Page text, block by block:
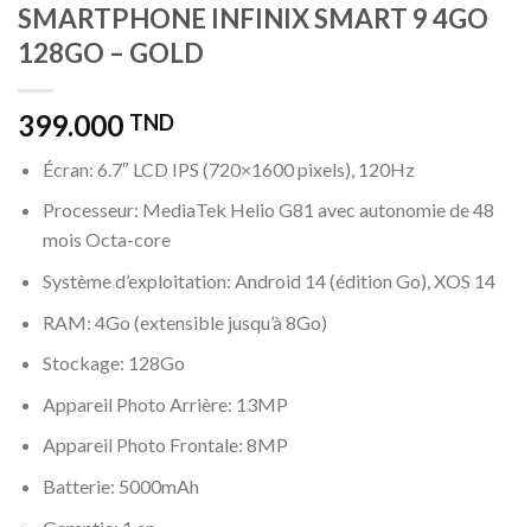
SMARTPHONE INFINIX SMART 9 4GO
128GO – GOLD
399.000 TND
Écran: 6.7″ LCD IPS (720×1600 pixels), 120Hz
Processeur: MediaTek Helio G81 avec autonomie de 48
mois Octa-core
Système d’exploitation: Android 14 (édition Go), XOS 14
RAM: 4Go (extensible jusqu’à 8Go)
Stockage: 128Go
Appareil Photo Arrière: 13MP
Appareil Photo Frontale: 8MP
Batterie: 5000mAh